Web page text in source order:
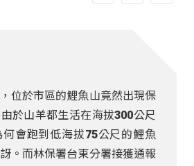
位於市區的鯉魚山竟然出現保
於山羊都生活在海拔300公尺
會跑到低海拔75公尺的鯉魚
。而林保署台東分署接獲通報